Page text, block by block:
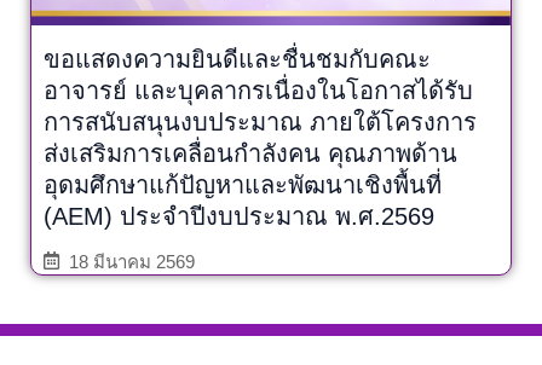
ขอแสดงความยินดีและชื่นชมกับคณะ
อาจารย์ และบุคลากรเนื่องในโอกาสได้รับ
การสนับสนุนงบประมาณ ภายใต้โครงการ
ส่งเสริมการเคลื่อนกำลังคน คุณภาพด้าน
อุดมศึกษาแก้ปัญหาและพัฒนาเชิงพื้นที่
(AEM) ประจำปีงบประมาณ พ.ศ.2569
18 มีนาคม 2569